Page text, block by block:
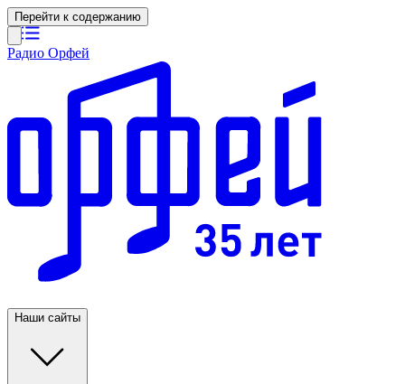
Перейти к содержанию
Радио Орфей
Наши сайты